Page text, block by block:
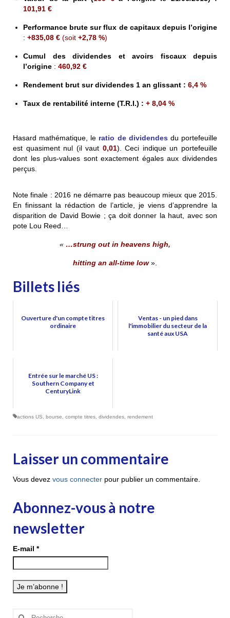
101,91 €
Performance brute sur flux de capitaux depuis l’origine
: +835,08 € (soit +2,78 %)
Cumul des dividendes et avoirs fiscaux depuis
l’origine : 460,92 €
Rendement brut sur dividendes 1 an glissant : 6,4 %
Taux de rentabilité interne (T.R.I.) : + 8,04 %
Hasard mathématique, le ratio de dividendes du portefeuille
est quasiment nul (il vaut 0,01). Ceci indique un portefeuille
dont les plus-values sont exactement égales aux dividendes
perçus.
Note finale : 2016 ne démarre pas beaucoup mieux que 2015.
En finissant la rédaction de l’article, je viens d’apprendre la
disparition de David Bowie ; ça doit donner la haut, avec son
pote Lou Reed…
« …strung out in heavens high,
hitting an all-time low».
Billets liés
Ouverture d'un compte titres
ordinaire
Ventas - un pied dans
l'immobilier du secteur de la
santé aux USA
Entrée sur le marché US :
Southern Company et
CenturyLink
actions US bourse compte titres dividendes rendement
Laisser un commentaire
Vous devez vous connecter pour publier un commentaire.
Abonnez-vous à notre
newsletter
E-mail *
Rechercher